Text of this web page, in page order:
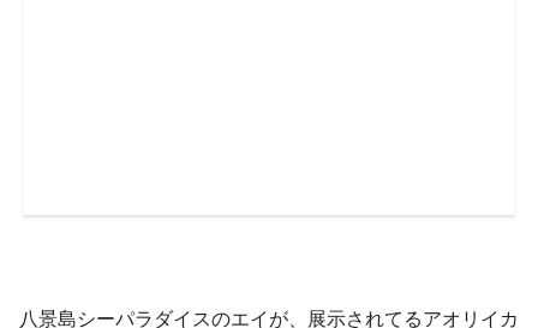
八景島シーパラダイスのエイが、展示されてるアオリイカ